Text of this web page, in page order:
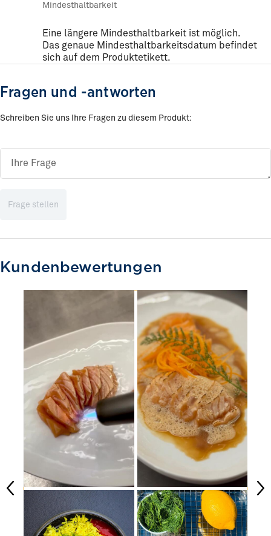
Mindesthaltbarkeit
Eine längere Mindesthaltbarkeit ist möglich.
Das genaue Mindesthaltbarkeitsdatum befindet
sich auf dem Produktetikett.
Fragen und -antworten
Schreiben Sie uns Ihre Fragen zu diesem Produkt:
Frage stellen
Kundenbewertungen